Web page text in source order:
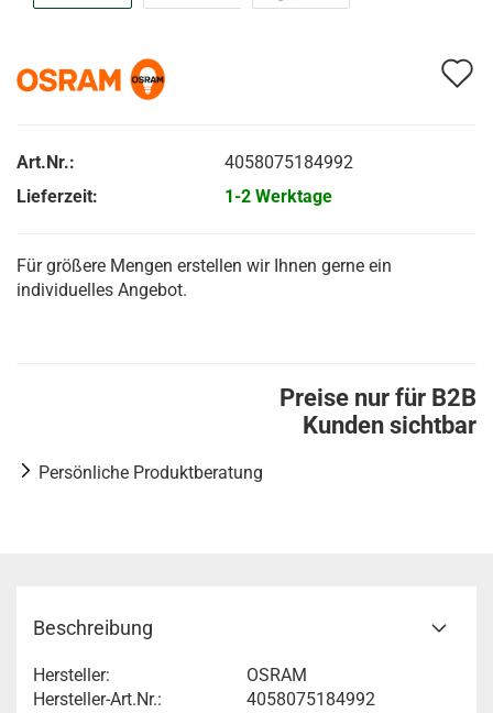
Art.Nr.:
4058075184992
Lieferzeit:
1-2 Werktage
Für größere Mengen erstellen wir Ihnen gerne ein
individuelles Angebot.
Preise nur für B2B
Kunden sichtbar
Persönliche Produktberatung
Beschreibung
Hersteller:
OSRAM
Hersteller-Art.Nr.:
4058075184992